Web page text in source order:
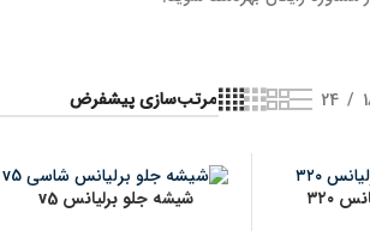
24
۳۲۰
شیشه جلو برلیانس v5